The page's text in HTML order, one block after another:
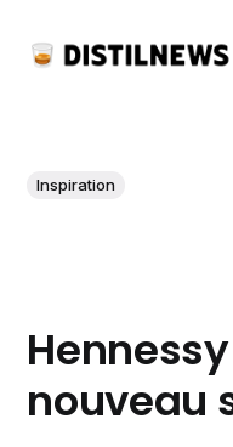
Inspiration
nouveau